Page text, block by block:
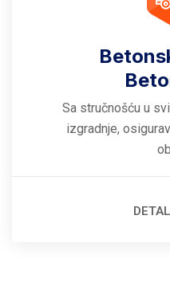
Sa stručnošću u
izgradnje,